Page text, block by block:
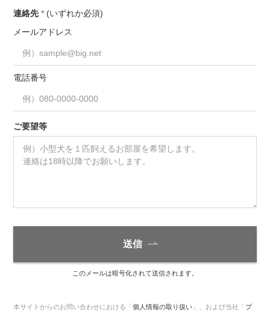
連絡先* (いずれか必須)
メールアドレス
電話番号
ご要望等
送信
このメールは暗号化されて送信されます。
本サイトからのお問い合わせにおける「個人情報の取り扱い 」、 および当社「プ